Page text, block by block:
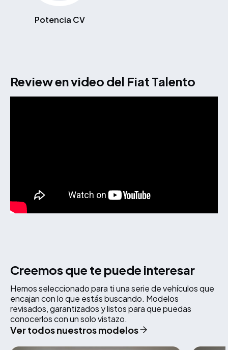
Potencia CV
Review en video del Fiat Talento
Creemos que te puede interesar
Hemos seleccionado para ti una serie de vehículos que
encajan con lo que estás buscando. Modelos
revisados, garantizados y listos para que puedas
conocerlos con un solo vistazo.
Ver todos nuestros modelos